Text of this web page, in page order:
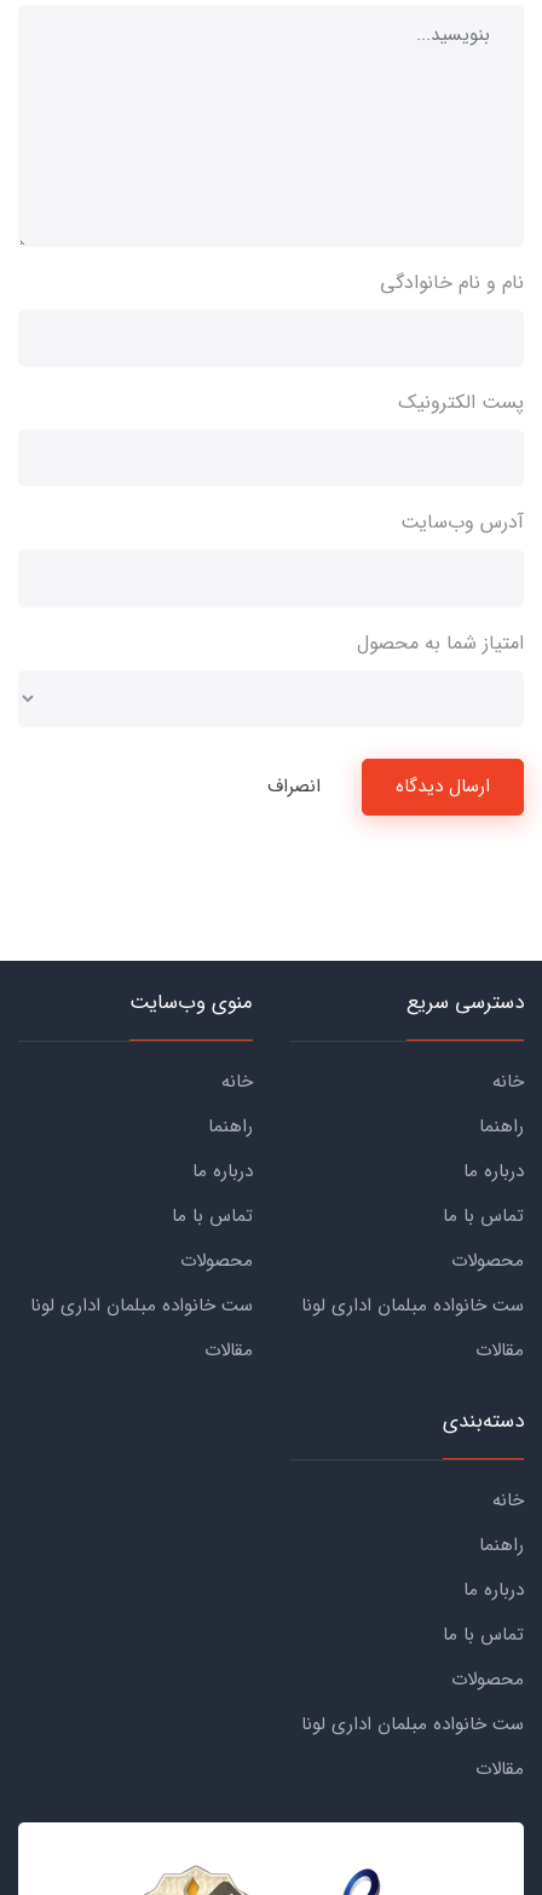
نام و نام خانوادگی
پست الکترونیک
آدرس وب‌سایت
امتیاز شما به محصول
ارسال دیدگاه انصراف
دسترسی سریع
خانه
راهنما
درباره ما
تماس با ما
محصولات
ست خانواده مبلمان اداری لونا
مقالات
منوی وب‌سایت
خانه
راهنما
درباره ما
تماس با ما
محصولات
ست خانواده مبلمان اداری لونا
مقالات
دسته‌بندی
خانه
راهنما
درباره ما
تماس با ما
محصولات
ست خانواده مبلمان اداری لونا
مقالات